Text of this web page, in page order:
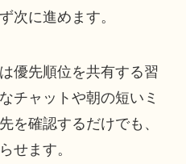
次に進めます。
優先順位を共有する習
チャットや朝の短いミ
を確認するだけでも、
せます。